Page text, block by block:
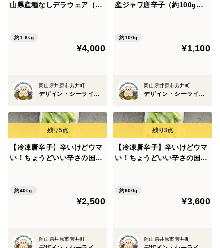
山県産種なしデラウェア（約
約1.6kg
¥4,000
岡山県井原市芳井町
デザイン・シーライオン・ファーム
産ジャワ唐辛子（約100g）
約100g
¥1,100
岡山県井原市芳井町
デザイン・シーライオン・ファーム
【冷凍唐辛子】辛いけどウマ
い！ちょうどいい辛さの国産
約400g
¥2,500
岡山県井原市芳井町
【冷凍唐辛子】辛いけどウマ
い！ちょうどいい辛さの国産
約600g
¥3,600
岡山県井原市芳井町